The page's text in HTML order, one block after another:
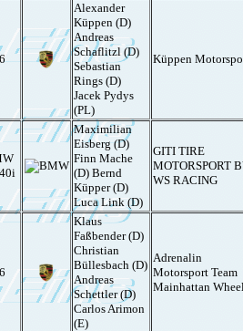
Alexander
Küppen (D)
Andreas
Schaflitzl (D)
Sebastian
Rings (D)
Jacek Pydys
(PL)
Küppen
Maximilian
Eisberg (D)
Finn Mache
(D) Bernd
Küpper (D)
Luca Link (D)
GITI TIRE
MOTORSPORT
WS RACING
Klaus
Faßbender (D)
Christian
Büllesbach (D)
Andreas
Schettler (D)
Carlos Arimon
(E)
Adrenalin
Motorsport Team
Mainhattan